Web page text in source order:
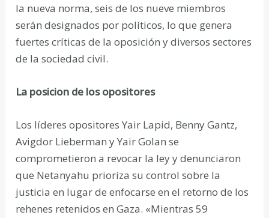
la nueva norma, seis de los nueve miembros
serán designados por políticos, lo que genera
fuertes críticas de la oposición y diversos sectores
de la sociedad civil.
La posicion de los opositores
Los líderes opositores Yair Lapid, Benny Gantz,
Avigdor Lieberman y Yair Golan se
comprometieron a revocar la ley y denunciaron
que Netanyahu prioriza su control sobre la
justicia en lugar de enfocarse en el retorno de los
rehenes retenidos en Gaza. «Mientras 59